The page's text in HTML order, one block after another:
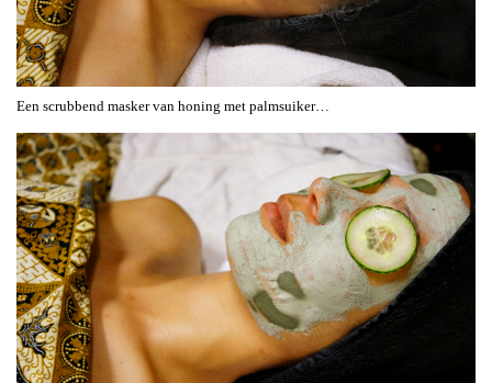
Een scrubbend masker van honing met palmsuiker…